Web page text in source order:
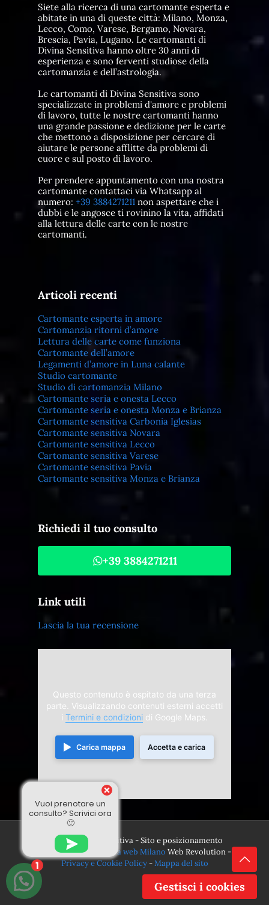
Siete alla ricerca di una cartomante esperta e
abitate in una di queste città: Milano, Monza,
Lecco, Como, Varese, Bergamo, Novara,
Brescia, Pavia, Lugano. Le cartomanti di
Divina Sensitiva hanno oltre 30 anni di
esperienza e sono ferventi studiose della
cartomanzia e dell’astrologia.
Le cartomanti di Divina Sensitiva sono
specializzate in problemi d'amore e problemi
di lavoro, tutte le nostre cartomanti hanno
una grande passione e dedizione per le carte
che mettono a disposizione per cercare di
aiutare le persone afflitte da problemi di
cuore e sul posto di lavoro.
Per prendere appuntamento con una nostra
cartomante contattaci via Whatsapp al
numero: +39 3884271211 non aspettare che i
dubbi e le angosce ti rovinino la vita, affidati
alla lettura delle carte con le nostre
cartomanti.
Articoli recenti
Cartomante esperta in amore
Cartomanzia ritorni d’amore
Lettura delle carte come funziona
Cartomante dell’amore
Legamenti d’amore in Luna calante
Studio cartomante
Studio di cartomanzia Milano
Cartomante seria e onesta Lecco
Cartomante seria e onesta Monza e Brianza
Cartomante sensitiva Carbonia Iglesias
Cartomante sensitiva Novara
Cartomante sensitiva Lecco
Cartomante sensitiva Varese
Cartomante sensitiva Pavia
Cartomante sensitiva Monza e Brianza
Richiedi il tuo consulto
+39 3884271211
Link utili
Lascia la tua recensione
Questo contenuto è ospitato da una terza
parte. Visualizzando contenuti esterni accetti
i Termini e condizioni di Google Maps.
Carica mappa Accetta e carica
© 2024 Divina Sensitiva - Sito e posizionamento
realizzato dall'
Agenzia web Milano Web Revolution -
Privacy e Cookie Policy-Mappa del sito
Vuoi prenotare un
consulto? Scrivici ora
🙂
1
Gestisci i cookies